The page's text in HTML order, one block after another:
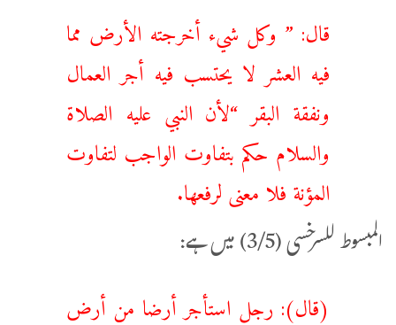
قال: ” ‌وكل ‌شيء ‌أخرجته ‌الأرض مما
فيه العشر لا يحتسب فيه أجر العمال
ونفقة البقر “لأن النبي عليه الصلاة
والسلام حكم بتفاوت الواجب لتفاوت
المؤنة فلا معنى لرفعها.
المبسوط للسرخسی (3/5) میں ہے:
(قال): ‌رجل ‌استأجر ‌أرضا من أرض